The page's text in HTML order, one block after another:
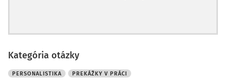
Kategória otázky
PERSONALISTIKA PREKÁŽKY V PRÁCI